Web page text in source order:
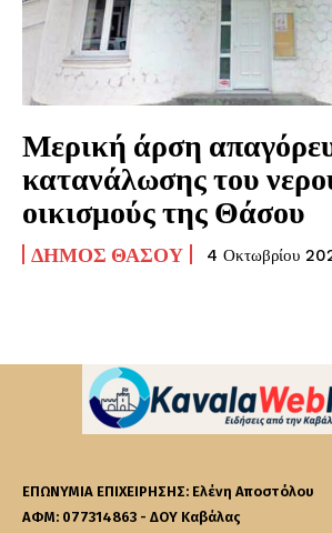
Μερική άρση
κατανάλωσης του
οικισμούς της Θάσου
ΔΉΜΟΣ ΘΆΣΟΥ 4 Οκτωβρίου
ΕΠΩΝΥΜΙΑ ΕΠΙΧΕΙΡΗΣΗΣ: Ελένη Αποστόλου
ΑΦΜ: 077314863 - ΔΟΥ Καβάλας